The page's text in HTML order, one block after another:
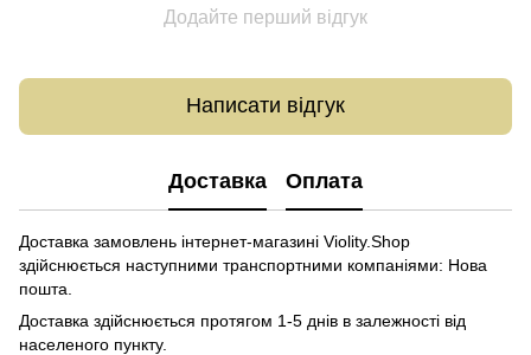
Додайте перший відгук
Написати відгук
Доставка Оплата
Доставка замовлень інтернет-магазині Violity.Shop
здійснюється наступними транспортними компаніями: Нова
пошта.
Доставка здійснюється протягом 1-5 днів в залежності від
населеного пункту.